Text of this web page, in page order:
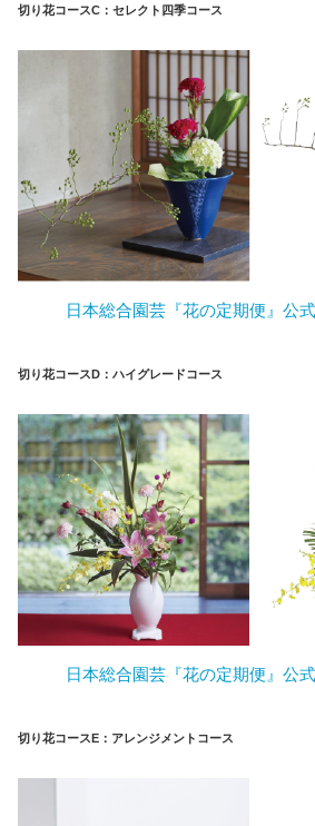
切り花コースC：セレクト四季コース
日本総合園芸『花の定期便』公
切り花コースD：ハイグレードコース
日本総合園芸『花の定期便』公
切り花コースE：アレンジメントコース